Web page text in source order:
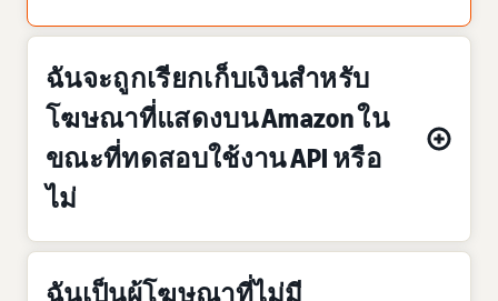
ฉันจะถูกเรียกเก็บเงินสำหรับ
โฆษณาที่แสดงบน Amazon ใน
ขณะที่ทดสอบใช้งาน API หรือ
ไม่
ฉันเป็นผู้โฆษณาที่ไม่มี